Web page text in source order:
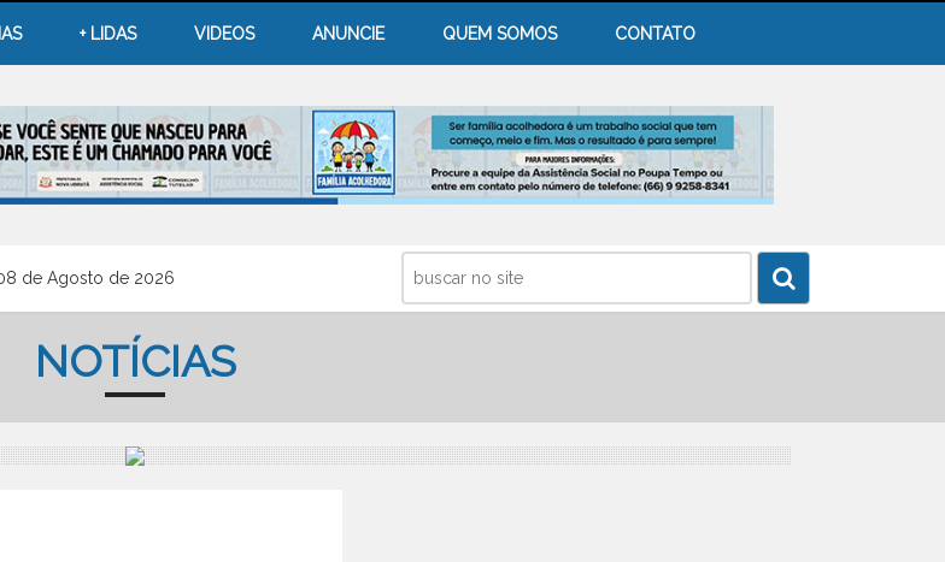
+ LIDAS VIDEOS ANUNCIE QUEM SOMOS CONTATO
de Agosto de 2026
NOTÍCIAS